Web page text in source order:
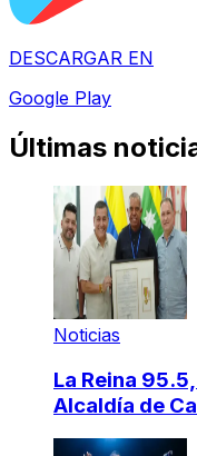
DESCARGAR EN
Google Play
Últimas
Noticias
La Reina
Alcaldía de